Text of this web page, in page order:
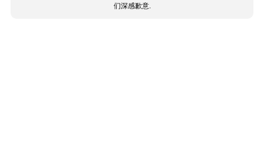
们深感歉意.